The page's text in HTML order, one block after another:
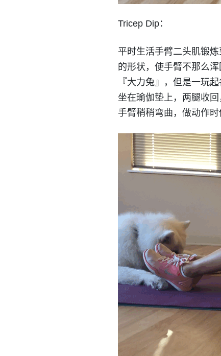
Tricep Dip：
平时生活手臂二头肌锻
的形状，使手臂不那么
『大力兔』，但是一玩
坐在瑜伽垫上，两腿收
手臂稍稍弯曲，做动作